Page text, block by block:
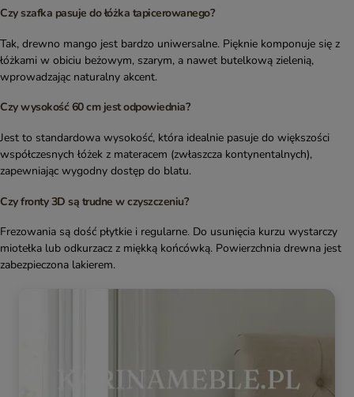
Czy szafka pasuje do łóżka tapicerowanego?
Tak, drewno mango jest bardzo uniwersalne. Pięknie komponuje się z
łóżkami w obiciu beżowym, szarym, a nawet butelkową zielenią,
wprowadzając naturalny akcent.
Czy wysokość 60 cm jest odpowiednia?
Jest to standardowa wysokość, która idealnie pasuje do większości
współczesnych łóżek z materacem (zwłaszcza kontynentalnych),
zapewniając wygodny dostęp do blatu.
Czy fronty 3D są trudne w czyszczeniu?
Frezowania są dość płytkie i regularne. Do usunięcia kurzu wystarczy
miotełka lub odkurzacz z miękką końcówką. Powierzchnia drewna jest
zabezpieczona lakierem.